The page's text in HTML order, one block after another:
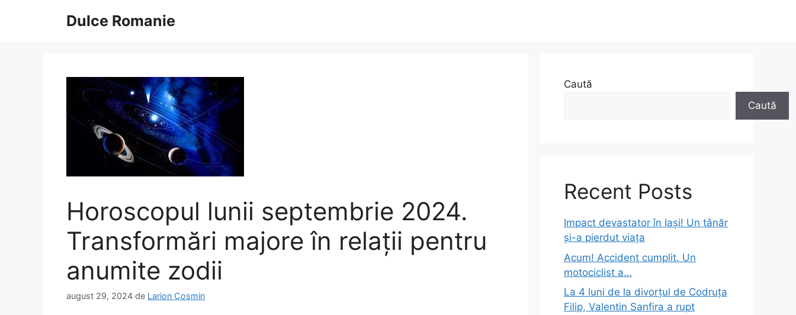
Dulce Romanie
Horoscopul lunii septembrie 2024.
Transformări majore în relații pentru
anumite zodii
august 29, 2024 de Larion Cosmin
Caută
Caută
Recent Posts
Impact devastator în Iași! Un tânăr
și-a pierdut viața
Acum! Accident cumplit. Un
motociclist a…
La 4 luni de la divorțul de Codruța
Filip, Valentin Sanfira a rupt